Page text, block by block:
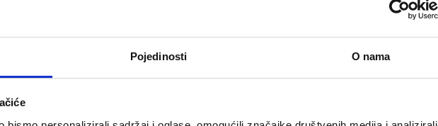
Pojedinosti O nama
jezika u osmom razredu
Dubravka Novak Silvia Venchiarutti